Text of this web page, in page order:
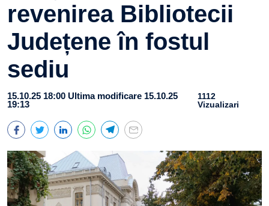
revenirea Bibliotecii
Județene în fostul
sediu
15.10.25 18:00 Ultima modificare 15.10.25
19:13
1112
Vizualizari